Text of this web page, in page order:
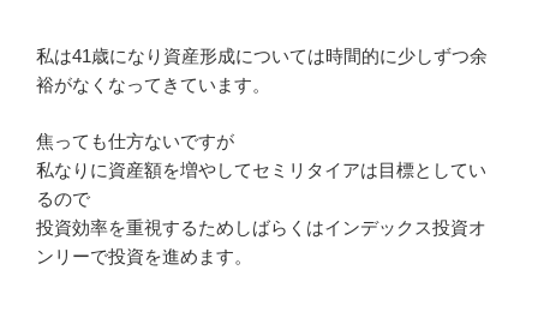
私は41歳になり資産形成については時間的に少しずつ余
裕がなくなってきています。
焦っても仕方ないですが
私なりに資産額を増やしてセミリタイアは目標としてい
るので
投資効率を重視するためしばらくはインデックス投資オ
ンリーで投資を進めます。